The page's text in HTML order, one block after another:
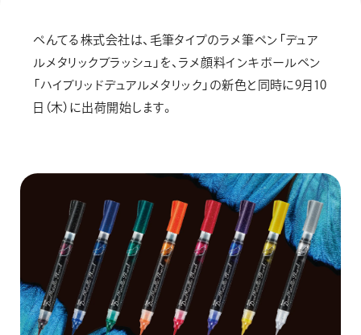
その他
ぺんてる株式会社は、毛筆タイプのラメ筆ペン「デュア
ルメタリックブラッシュ」を、ラメ顔料インキボールペン
「ハイブリッドデュアルメタリック」の新色と同時に9月10
日（木）に出荷開始します。